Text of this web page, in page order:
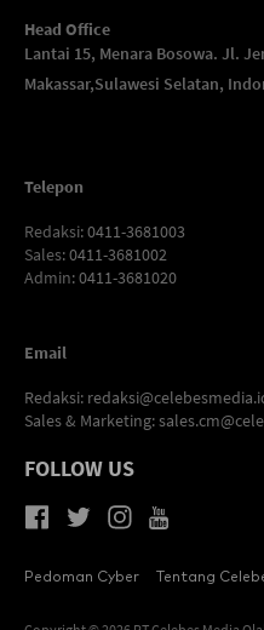
Head Office
Lantai 15, Menara Bosowa. Jl.
Makassar,Sulawesi Selatan,
Telepon
Redaksi: 0411-3681003
Sales: 0411-3681002
Admin: 0411-3681020
Email
Redaksi:
Sales & Marketing:
FOLLOW US
Pedoman Cyber Tentang